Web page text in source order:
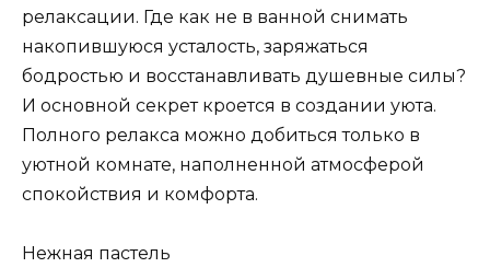
релаксации. Где как не в ванной снимать
накопившуюся усталость, заряжаться
бодростью и восстанавливать душевные силы?
И основной секрет кроется в создании уюта.
Полного релакса можно добиться только в
уютной комнате, наполненной атмосферой
спокойствия и комфорта.
Нежная пастель